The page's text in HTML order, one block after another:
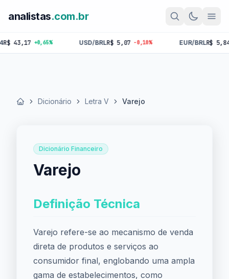
analistas.com.br
+0,65% USD/BRLR$ 5,07 -0,10% EUR/BRLR$ 5,84 -
Início Dicionário Letra V Varejo
Dicionário Financeiro
Varejo
Definição Técnica
Varejo refere-se ao mecanismo de venda
direta de produtos e serviços ao
consumidor final, englobando uma ampla
gama de estabelecimentos, como